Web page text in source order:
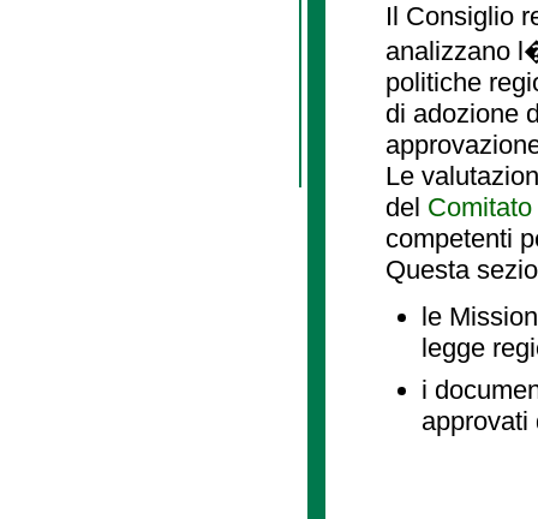
Il Consiglio
analizzano
politiche
di adozione
Le
del
competenti
Questa
le
legge
i
approvati